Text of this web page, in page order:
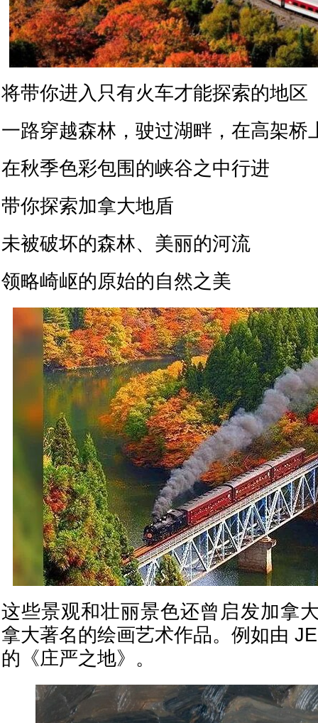
将带你进入只有火车才能探索的地区
一路穿越森林，驶过湖畔，在高架桥
在秋季色彩包围的峡谷之中行进
带你探索加拿大地盾
未被破坏的森林、美丽的河流
领略崎岖的原始的自然之美
这些景观和壮丽景色还曾启发加拿
拿大著名的绘画艺术作品。例如由
的《庄严之地》。